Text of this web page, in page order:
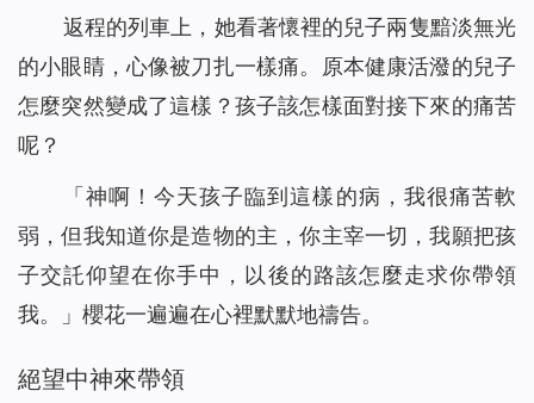
返程的列車上，她看著懷裡的兒子兩隻黯淡無光
的小眼睛，心像被刀扎一樣痛。原本健康活潑的兒子
怎麼突然變成了這樣？孩子該怎樣面對接下來的痛苦
呢？
「神啊！今天孩子臨到這樣的病，我很痛苦軟
弱，但我知道你是造物的主，你主宰一切，我願把孩
子交託仰望在你手中，以後的路該怎麼走求你帶領
我。」櫻花一遍遍在心裡默默地禱告。
絕望中神來帶領